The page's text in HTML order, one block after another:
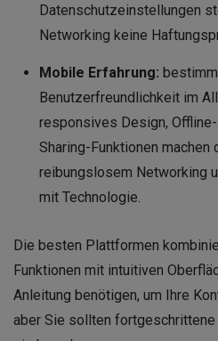
Datenschutzeinstellungen
Networking keine
Mobile Erfahrung:
Benutzerfreundlichkeit im
responsives Design,
Sharing-Funktionen
reibungslosem Networking
mit Technologie.
Die besten Plattformen
Funktionen mit intuitiven
Anleitung benötigen, um Ihre
aber Sie sollten fortgeschrittene